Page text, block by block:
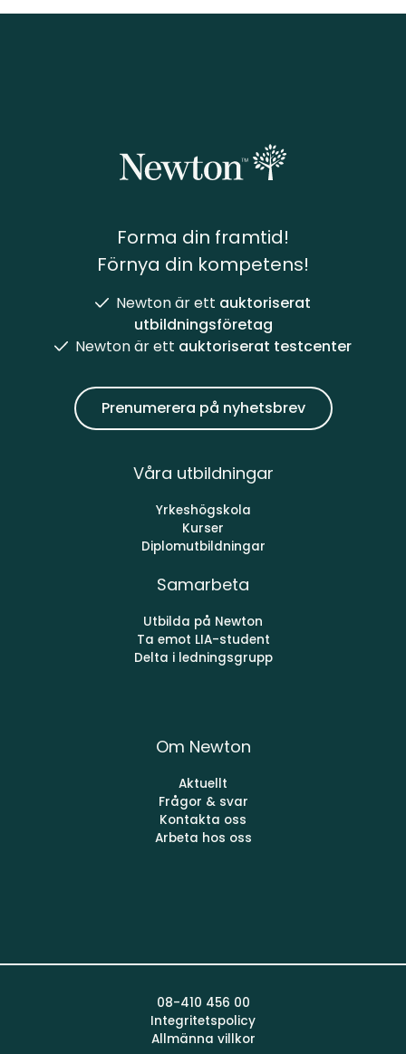
Forma din framtid!
Förnya din kompetens!
Newton är ett auktoriserat
utbildningsföretag
Newton är ett auktoriserat testcenter
Prenumerera på nyhetsbrev
Våra utbildningar
Yrkeshögskola
Kurser
Diplomutbildningar
Samarbeta
Utbilda på Newton
Ta emot LIA-student
Delta i ledningsgrupp
Om Newton
Aktuellt
Frågor & svar
Kontakta oss
Arbeta hos oss
08-410 456 00
Integritetspolicy
Allmänna villkor